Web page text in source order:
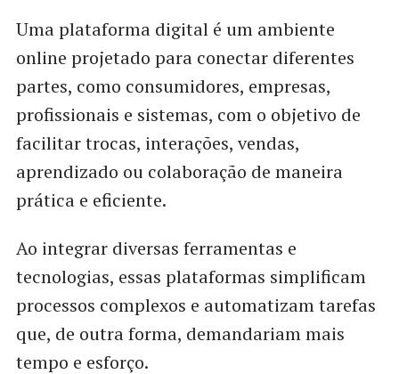
Uma plataforma digital é um ambiente
online projetado para conectar diferentes
partes, como consumidores, empresas,
profissionais e sistemas, com o objetivo de
facilitar trocas, interações, vendas,
aprendizado ou colaboração de maneira
prática e eficiente.
Ao integrar diversas ferramentas e
tecnologias, essas plataformas simplificam
processos complexos e automatizam tarefas
que, de outra forma, demandariam mais
tempo e esforço.